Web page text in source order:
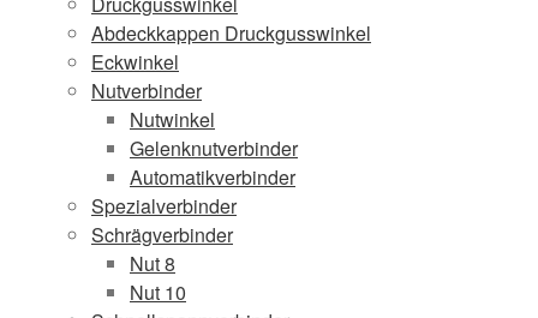
Abdeckkappen Druckgusswinkel
Eckwinkel
Nutverbinder
Nutwinkel
Gelenknutverbinder
Automatikverbinder
Spezialverbinder
Schrägverbinder
Nut 8
Nut 10